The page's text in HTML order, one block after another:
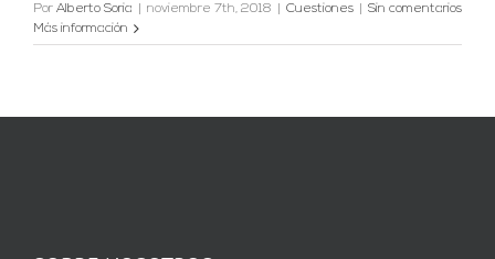
Por Alberto Soria noviembre 7th, 2018 Cuestiones
Sin comentarios
Más información